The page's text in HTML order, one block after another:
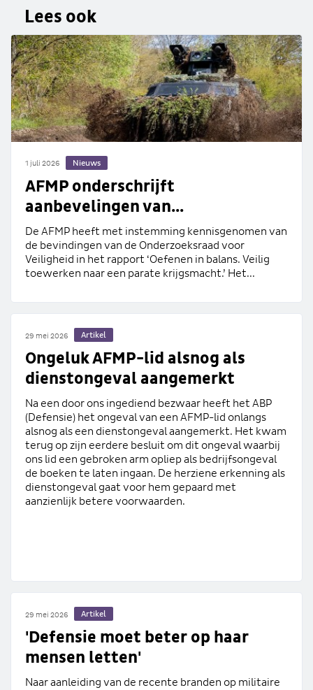
Lees ook
1 juli 2026 Nieuws
AFMP onderschrijft
aanbevelingen van...
De AFMP heeft met instemming kennisgenomen van
de bevindingen van de Onderzoeksraad voor
Veiligheid in het rapport ‘Oefenen in balans. Veilig
toewerken naar een parate krijgsmacht.’ Het...
29 mei 2026 Artikel
Ongeluk AFMP-lid alsnog als
dienstongeval aangemerkt
Na een door ons ingediend bezwaar heeft het ABP
(Defensie) het ongeval van een AFMP-lid onlangs
alsnog als een dienstongeval aangemerkt. Het kwam
terug op zijn eerdere besluit om dit ongeval waarbij
ons lid een gebroken arm opliep als bedrijfsongeval
de boeken te laten ingaan. De herziene erkenning als
dienstongeval gaat voor hem gepaard met
aanzienlijk betere voorwaarden.
29 mei 2026 Artikel
'Defensie moet beter op haar
mensen letten'
Naar aanleiding van de recente branden op militaire